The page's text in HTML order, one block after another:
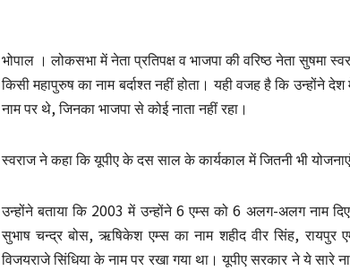
भोपाल । लोकसभा में नेता प्रतिपक्ष व भाजपा की वरिष्ठ नेता सुषमा
किसी महापुरुष का नाम बर्दाश्त नहीं होता। यही वजह है कि
नाम पर थे, जिनका भाजपा से कोई नाता नहीं रहा।
स्वराज ने कहा कि यूपीए के दस साल के कार्यकाल में जितनी भी
उन्होंने बताया कि 2003 में उन्होंने 6 एम्स को 6 अलग-अलग नाम
सुभाष चन्द्र बोस, ऋषिकेश एम्स का नाम शहीद वीर सिंह, रायपुर
विजयराजे सिंधिया के नाम पर रखा गया था। यूपीए सरकार ने ये सारे